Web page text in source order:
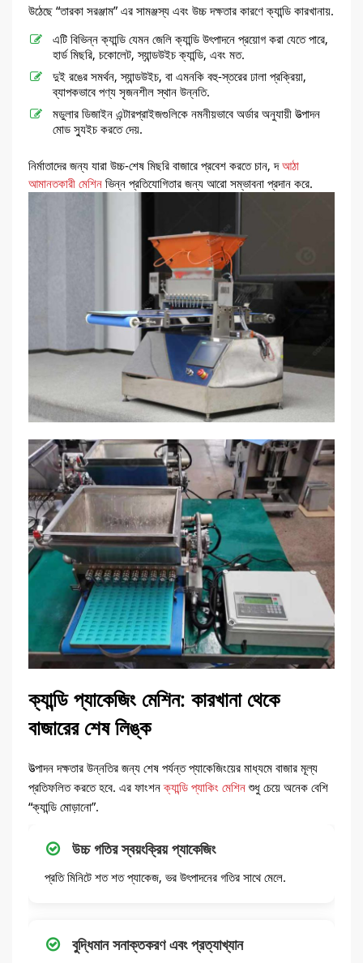
উঠেছে “তারকা সরঞ্জাম” এর সামঞ্জস্য এবং উচ্চ দক্ষতার কারণে ক্যান্ডি কারখানায়.
এটি বিভিন্ন ক্যান্ডি যেমন জেলি ক্যান্ডি উৎপাদনে প্রয়োগ করা যেতে পারে,
হার্ড মিছরি, চকোলেট, স্যান্ডউইচ ক্যান্ডি, এবং মত.
দুই রঙের সমর্থন, স্যান্ডউইচ, বা এমনকি বহু-স্তরের ঢালা প্রক্রিয়া,
ব্যাপকভাবে পণ্য সৃজনশীল স্থান উন্নতি.
মডুলার ডিজাইন এন্টারপ্রাইজগুলিকে নমনীয়ভাবে অর্ডার অনুযায়ী উত্পাদন
মোড স্যুইচ করতে দেয়.
নির্মাতাদের জন্য যারা উচ্চ-শেষ মিছরি বাজারে প্রবেশ করতে চান, দআঠা
আমানতকারী মেশিন ভিন্ন প্রতিযোগিতার জন্য আরো সম্ভাবনা প্রদান করে.
ক্যান্ডি প্যাকেজিং মেশিন: কারখানা থেকে
বাজারের শেষ লিঙ্ক
উত্পাদন দক্ষতার উন্নতির জন্য শেষ পর্যন্ত প্যাকেজিংয়ের মাধ্যমে বাজার মূল্য
প্রতিফলিত করতে হবে. এর ফাংশনক্যান্ডি প্যাকিং মেশিন শুধু চেয়ে অনেক বেশি
“ক্যান্ডি মোড়ানো”.
উচ্চ গতির স্বয়ংক্রিয় প্যাকেজিং
প্রতি মিনিটে শত শত প্যাকেজ, ভর উৎপাদনের গতির সাথে মেলে.
বুদ্ধিমান সনাক্তকরণ এবং প্রত্যাখ্যান